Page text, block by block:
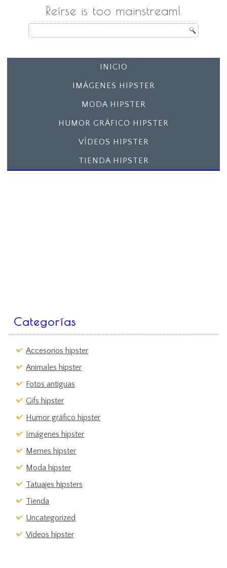
Reírse is too mainstream!
INICIO
IMÁGENES HIPSTER
MODA HIPSTER
HUMOR GRÁFICO HIPSTER
VÍDEOS HIPSTER
TIENDA HIPSTER
Categorías
Accesorios hipster
Animales hipster
Fotos antiguas
Gifs hipster
Humor gráfico hipster
Imágenes hipster
Memes hipster
Moda hipster
Tatuajes hipsters
Tienda
Uncategorized
Vídeos hipster